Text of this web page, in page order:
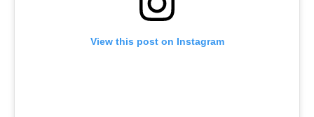
View this post on Instagram